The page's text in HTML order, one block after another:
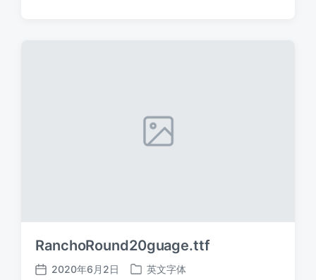
RanchoRound20guage.ttf
发
2020年6月2日
发
英文字体